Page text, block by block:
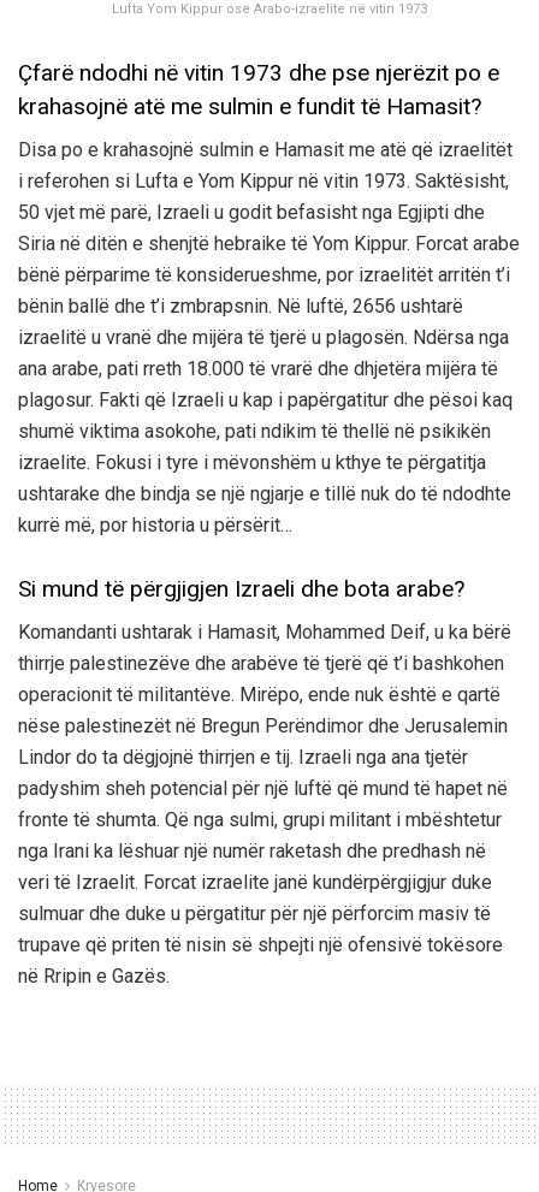
Lufta Yom Kippur ose Arabo-izraelite në vitin 1973
Çfarë ndodhi në vitin 1973 dhe pse njerëzit po e
krahasojnë atë me sulmin e fundit të Hamasit?
Disa po e krahasojnë sulmin e Hamasit me atë që izraelitët
i referohen si Lufta e Yom Kippur në vitin 1973. Saktësisht,
50 vjet më parë, Izraeli u godit befasisht nga Egjipti dhe
Siria në ditën e shenjtë hebraike të Yom Kippur. Forcat arabe
bënë përparime të konsiderueshme, por izraelitët arritën t’i
bënin ballë dhe t’i zmbrapsnin. Në luftë, 2656 ushtarë
izraelitë u vranë dhe mijëra të tjerë u plagosën. Ndërsa nga
ana arabe, pati rreth 18.000 të vrarë dhe dhjetëra mijëra të
plagosur. Fakti që Izraeli u kap i papërgatitur dhe pësoi kaq
shumë viktima asokohe, pati ndikim të thellë në psikikën
izraelite. Fokusi i tyre i mëvonshëm u kthye te përgatitja
ushtarake dhe bindja se një ngjarje e tillë nuk do të ndodhte
kurrë më, por historia u përsërit…
Si mund të përgjigjen Izraeli dhe bota arabe?
Komandanti ushtarak i Hamasit, Mohammed Deif, u ka bërë
thirrje palestinezëve dhe arabëve të tjerë që t’i bashkohen
operacionit të militantëve. Mirëpo, ende nuk është e qartë
nëse palestinezët në Bregun Perëndimor dhe Jerusalemin
Lindor do ta dëgjojnë thirrjen e tij. Izraeli nga ana tjetër
padyshim sheh potencial për një luftë që mund të hapet në
fronte të shumta. Që nga sulmi, grupi militant i mbështetur
nga Irani ka lëshuar një numër raketash dhe predhash në
veri të Izraelit. Forcat izraelite janë kundërpërgjigjur duke
sulmuar dhe duke u përgatitur për një përforcim masiv të
trupave që priten të nisin së shpejti një ofensivë tokësore
në Rripin e Gazës.
Home Kryesore